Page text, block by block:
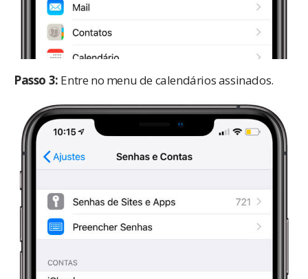
Passo 3: Entre no menu de calendários assinados.